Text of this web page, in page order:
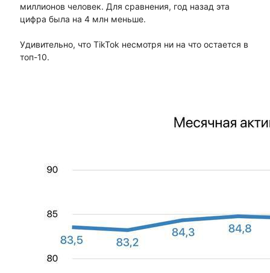
миллионов человек. Для сравнения, год назад эта
цифра была на 4 млн меньше.
Удивительно, что TikTok несмотря ни на что остается в
топ-10.